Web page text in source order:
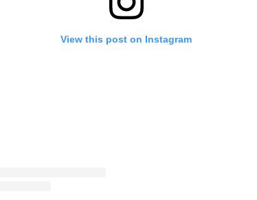
View this post on Instagram